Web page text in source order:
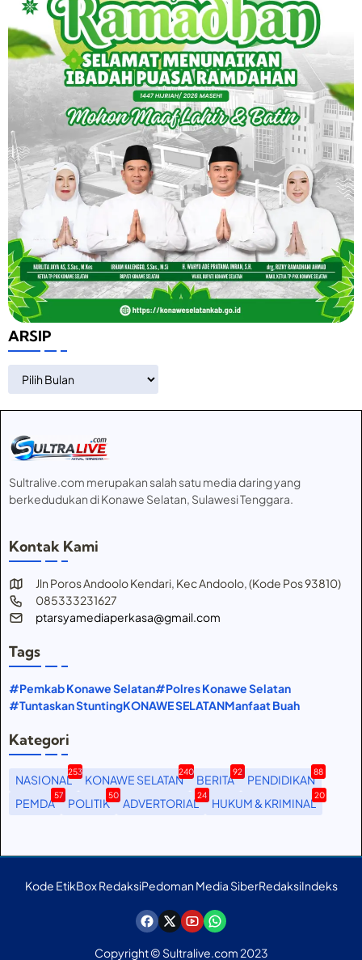
ARSIP
Sultralive.com merupakan salah satu media daring yang
berkedudukan di Konawe Selatan, Sulawesi Tenggara.
Kontak Kami
Jln Poros Andoolo Kendari, Kec Andoolo, (Kode Pos 93810)
085333231627
ptarsyamediaperkasa@gmail.com
Tags
#Pemkab Konawe Selatan#Polres Konawe Selatan
#Tuntaskan StuntingKONAWE SELATANManfaat Buah
Kategori
NASIONAL
253
KONAWE SELATAN
240
BERITA
92
PENDIDIKAN
88
PEMDA
57
POLITIK
50
ADVERTORIAL
24
HUKUM & KRIMINAL
20
Kode EtikBox RedaksiPedoman Media SiberRedaksiIndeks
Copyright © Sultralive.com 2023